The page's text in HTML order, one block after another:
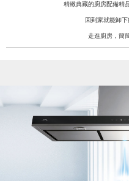
精緻典藏的廚房配備精
回到家就能卸
走進廚房，簡